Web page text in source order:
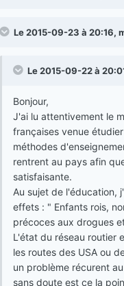
Le 2015-09-23 à 20:16,
Le 2015-09-22 à
Bonjour,
J'ai lu attentivement le
françaises venue
méthodes
rentrent au pays afin
satisfaisante.
Au sujet de l'éducation,
effets : " Enfants rois,
précoces aux drogues
L'état du réseau routier
les routes des USA ou
un problème récurent
sans doute est ce la